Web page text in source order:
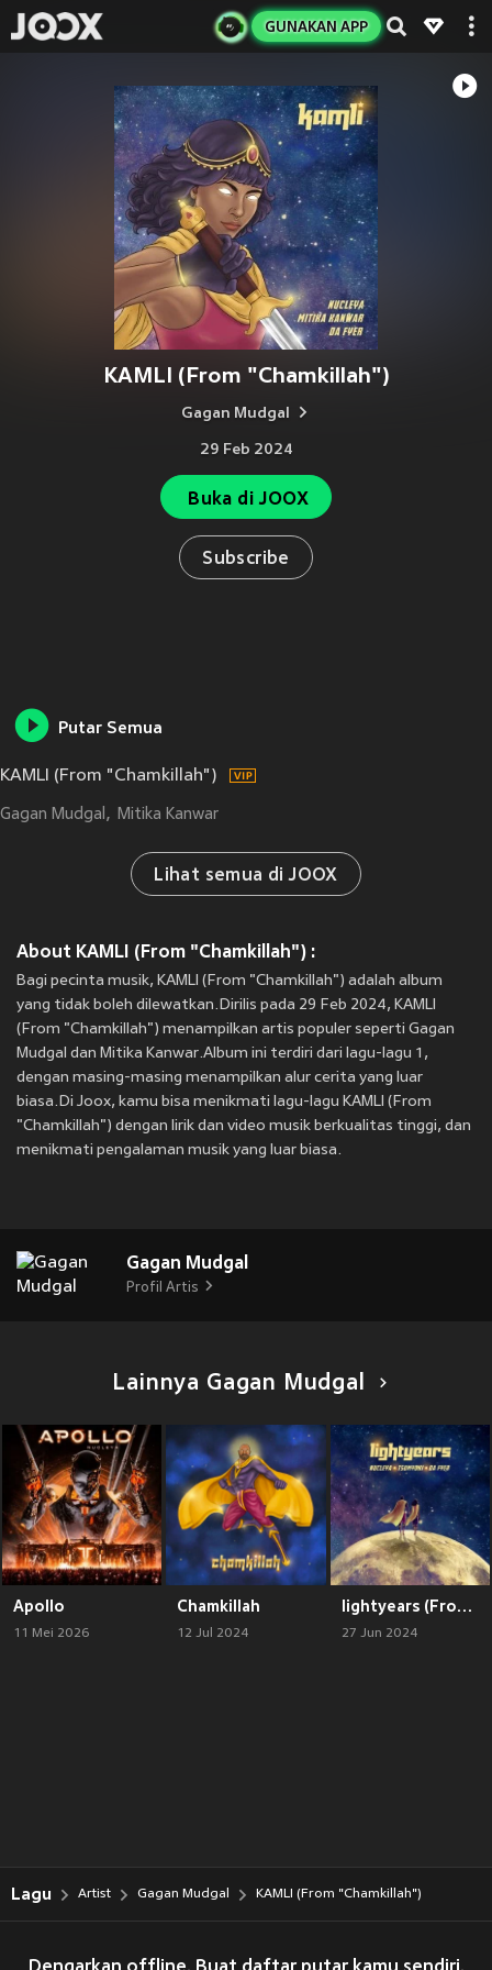
GUNAKAN APP
KAMLI (From "Chamkillah")
Gagan Mudgal
29 Feb 2024
Buka di JOOX
Subscribe
Putar Semua
KAMLI (From "Chamkillah")
Gagan Mudgal Mitika Kanwar
Lihat semua di JOOX
About KAMLI (From "Chamkillah") :
Bagi pecinta musik, KAMLI (From "Chamkillah") adalah album
yang tidak boleh dilewatkan.Dirilis pada 29 Feb 2024, KAMLI
(From "Chamkillah") menampilkan artis populer seperti Gagan
Mudgal dan Mitika Kanwar.Album ini terdiri dari lagu-lagu 1,
dengan masing-masing menampilkan alur cerita yang luar
biasa.Di Joox, kamu bisa menikmati lagu-lagu KAMLI (From
"Chamkillah") dengan lirik dan video musik berkualitas tinggi, dan
menikmati pengalaman musik yang luar biasa.
Gagan Mudgal
Profil Artis
Lainnya Gagan Mudgal
Apollo
11 Mei 2026
Chamkillah
12 Jul 2024
lightyears (From "Chamkillah")
27 Jun 2024
Lagu Artist Gagan Mudgal KAMLI (From "Chamkillah")